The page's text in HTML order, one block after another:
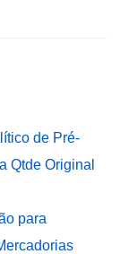
de Pré-
Qtde Original
para